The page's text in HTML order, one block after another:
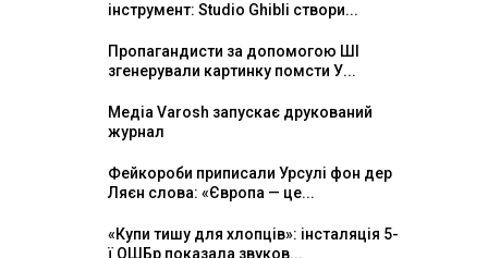
інструмент: Studio Ghibli створи...
Пропагандисти за допомогою ШІ
згенерували картинку помсти У...
Медіа Varosh запускає друкований
журнал
Фейкороби приписали Урсулі фон дер
Ляєн слова: «Європа — це...
«Купи тишу для хлопців»: інсталяція 5-
ї ОШБр показала звуков...